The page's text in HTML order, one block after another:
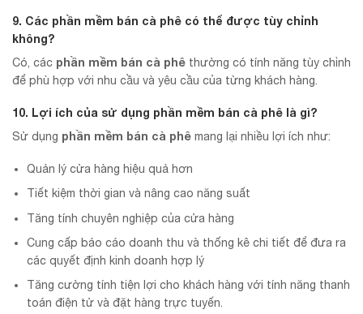
9. Các phần mềm bán cà phê có thể được tùy chỉnh
không?
Có, các phần mềm bán cà phê thường có tính năng tùy chỉnh
để phù hợp với nhu cầu và yêu cầu của từng khách hàng.
10. Lợi ích của sử dụng phần mềm bán cà phê là gì?
Sử dụng phần mềm bán cà phê mang lại nhiều lợi ích như:
Quản lý cửa hàng hiệu quả hơn
Tiết kiệm thời gian và nâng cao năng suất
Tăng tính chuyên nghiệp của cửa hàng
Cung cấp báo cáo doanh thu và thống kê chi tiết để đưa ra
các quyết định kinh doanh hợp lý
Tăng cường tính tiện lợi cho khách hàng với tính năng thanh
toán điện tử và đặt hàng trực tuyến.